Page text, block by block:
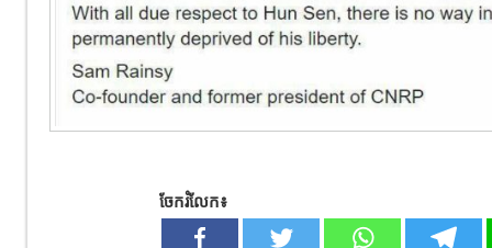
ចែករំលែក៖